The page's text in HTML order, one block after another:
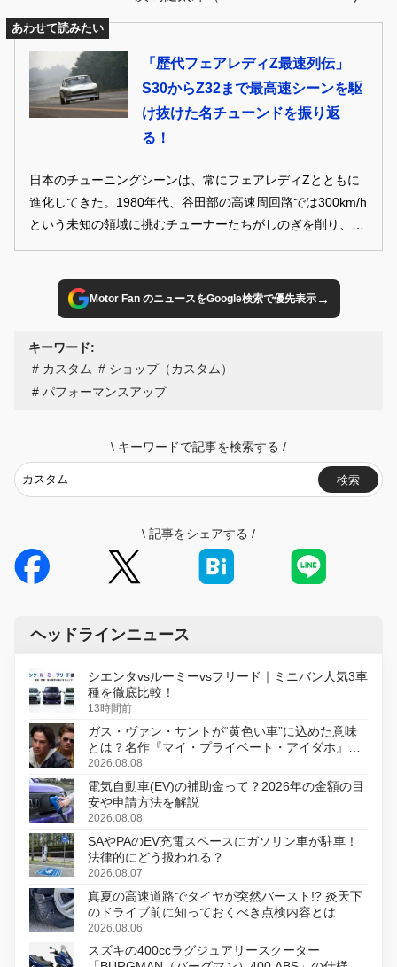
あわせて読みたい
「歴代フェアレディZ最速列伝」
S30からZ32まで最高速シーンを駆
け抜けた名チューンドを振り返
る！
日本のチューニングシーンは、常にフェアレディZとともに
進化してきた。1980年代、谷田部の高速周回路では300km/h
という未知の領域に挑むチューナーたちがしのぎを削り、
数々の伝説が生まれた。L型からVGへと進化を遂げながら、
Motor Fan のニュースをGoogle検索で優先表示→
キーワード:
カスタム
ショップ（カスタム）
パフォーマンスアップ
\ キーワードで記事を検索する /
検索
\ 記事をシェアする /
ヘッドラインニュース
シエンタvsルーミーvsフリード｜ミニバン人気3車
種を徹底比較！
13時間前
ガス・ヴァン・サントが“黄色い車”に込めた意味
とは？名作『マイ・プライベート・アイダホ』が
初のデジタルリマスター版で復活
2026.08.08
電気自動車(EV)の補助金って？2026年の金額の目
安や申請方法を解説
2026.08.08
SAやPAのEV充電スペースにガソリン車が駐車！
法律的にどう扱われる？
2026.08.07
真夏の高速道路でタイヤが突然バースト!? 炎天下
のドライブ前に知っておくべき点検内容とは
2026.08.06
スズキの400ccラグジュアリースクーター